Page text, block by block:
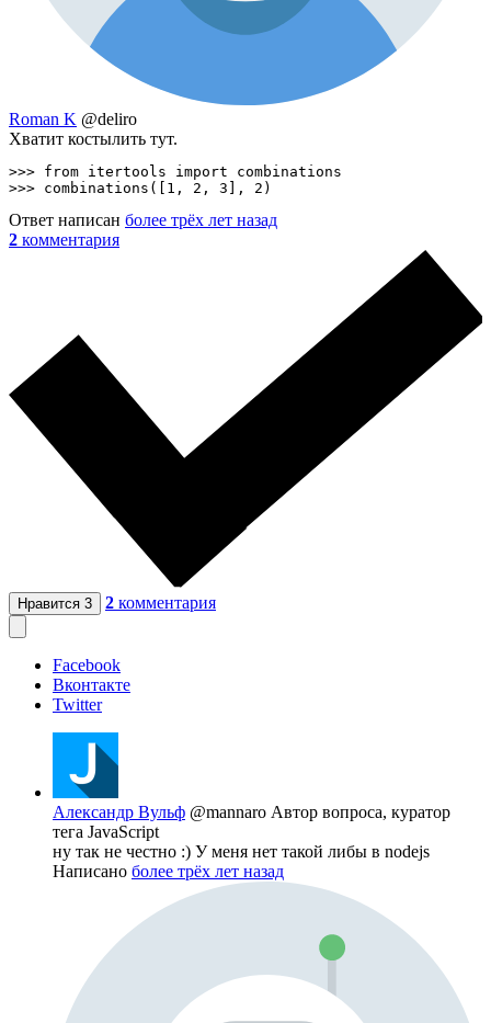
Roman K @deliro
Хватит костылить тут.
>>> from itertools import combinations
>>> combinations([1, 2, 3], 2)
Ответ написан более трёх лет назад
2 комментария
Нравится 3 2 комментария
Facebook
Вконтакте
Twitter
Александр Вульф @mannaro Автор вопроса, куратор
тега JavaScript
ну так не честно :) У меня нет такой либы в nodejs
Написано более трёх лет назад